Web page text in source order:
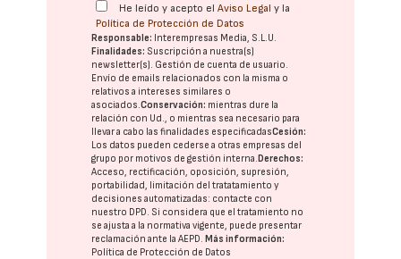
He leído y acepto elAviso Legal y la
Política de Protección de Datos
Responsable: Interempresas Media, S.L.U.
Finalidades: Suscripción a nuestra(s)
newsletter(s). Gestión de cuenta de usuario.
Envío de emails relacionados con la misma o
relativos a intereses similares o
asociados.Conservación: mientras dure la
relación con Ud., o mientras sea necesario para
llevar a cabo las finalidades especificadasCesión:
Los datos pueden cederse a otras empresas del
grupo por motivos de gestión interna.Derechos:
Acceso, rectificación, oposición, supresión,
portabilidad, limitación del tratatamiento y
decisiones automatizadas: contacte con
nuestro DPD. Si considera que el tratamiento no
se ajusta a la normativa vigente, puede presentar
reclamación ante laAEPD.Más información:
Política de Protección de Datos